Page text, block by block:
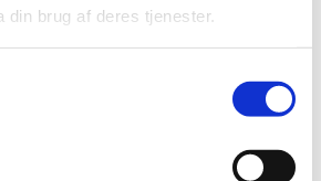
din brug af deres tjenester.